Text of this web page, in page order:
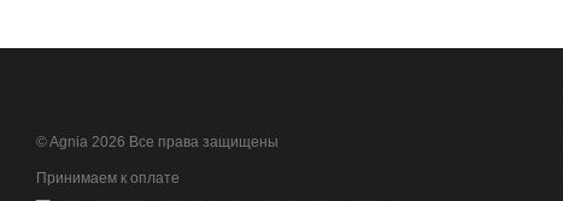
© Agnia 2026 Все права защищены
Принимаем к оплате